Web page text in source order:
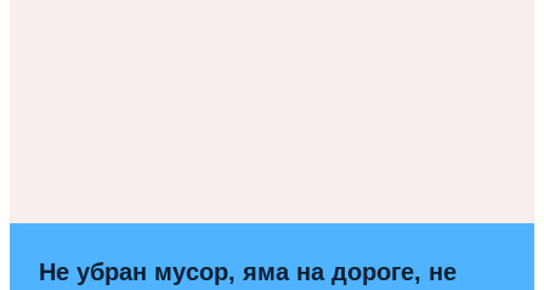
Не убран мусор, яма на дороге, не